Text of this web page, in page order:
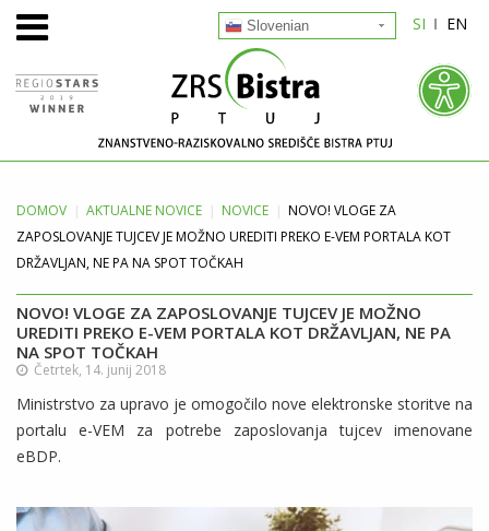
SI EN
Slovenian
DOMOV AKTUALNE NOVICE NOVICE
NOVO! VLOGE ZA
ZAPOSLOVANJE TUJCEV JE MOŽNO UREDITI PREKO E-VEM PORTALA KOT
DRŽAVLJAN, NE PA NA SPOT TOČKAH
NOVO! VLOGE ZA ZAPOSLOVANJE TUJCEV JE MOŽNO
UREDITI PREKO E-VEM PORTALA KOT DRŽAVLJAN, NE PA
NA SPOT TOČKAH
Četrtek, 14. junij 2018
Ministrstvo za upravo je omogočilo nove elektronske storitve na
portalu e-VEM za potrebe zaposlovanja tujcev imenovane
eBDP.